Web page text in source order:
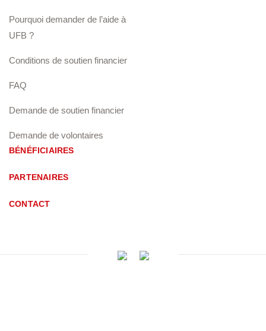
Pourquoi demander de l’aide à
UFB ?
Conditions de soutien financier
FAQ
Demande de soutien financier
Demande de volontaires
BÉNÉFICIAIRES
PARTENAIRES
CONTACT